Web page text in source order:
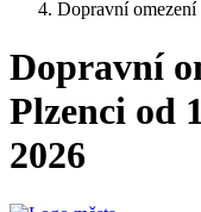
Dopravní omezení
Dopravní
Plzenci od
2026